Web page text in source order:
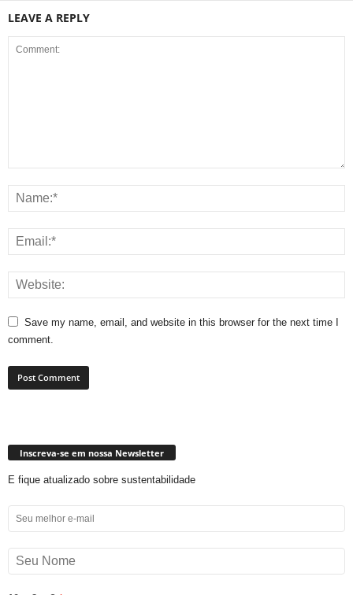
LEAVE A REPLY
Save my name, email, and website in this browser for the next time I
comment.
Inscreva-se em nossa Newsletter
E fique atualizado sobre sustentabilidade